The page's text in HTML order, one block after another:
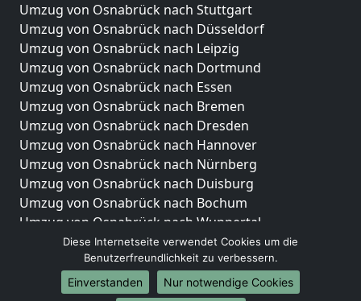
Umzug von Osnabrück nach Stuttgart
Umzug von Osnabrück nach Düsseldorf
Umzug von Osnabrück nach Leipzig
Umzug von Osnabrück nach Dortmund
Umzug von Osnabrück nach Essen
Umzug von Osnabrück nach Bremen
Umzug von Osnabrück nach Dresden
Umzug von Osnabrück nach Hannover
Umzug von Osnabrück nach Nürnberg
Umzug von Osnabrück nach Duisburg
Umzug von Osnabrück nach Bochum
Umzug von Osnabrück nach Wuppertal
Umzug von Osnabrück nach Bielefeld
Umzug von Osnabrück nach Bonn
Umzug von Osnabrück nach Münster
Diese Internetseite verwendet Cookies um die
Benutzerfreundlichkeit zu verbessern.
Einverstanden
Nur notwendige Cookies